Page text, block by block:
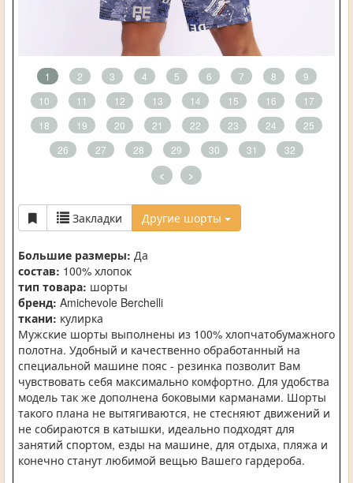
1 2 3 4 5 6 7 8
9
10
11 12 13 14 15 16
17
18
19 20 21 22 23 24
25
26
27 28 29 30 31 32
< >
Закладки Другие шорты
Большие размеры: Да
состав: 100% хлопок
тип товара: шорты
бренд: Amichevole Berchelli
ткани: кулирка
Мужские шорты выполнены из 100% хлопчатобумажного
полотна. Удобный и качественно обработанный на
специальной машине пояс - резинка позволит Вам
чувствовать себя максимально комфортно. Для удобства
модель так же дополнена боковыми карманами. Шорты
такого плана не вытягиваются, не стесняют движений и
не собираются в катышки, идеально подходят для
занятий спортом, езды на машине, для отдыха, пляжа и
конечно станут любимой вещью Вашего гардероба.